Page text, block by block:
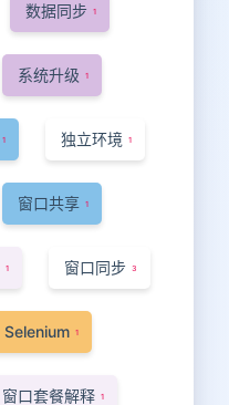
数据同步 1
系统升级 1
1 独立环境 1
窗口共享 1
1 窗口同步 3
Selenium 1
窗口套餐解释 1